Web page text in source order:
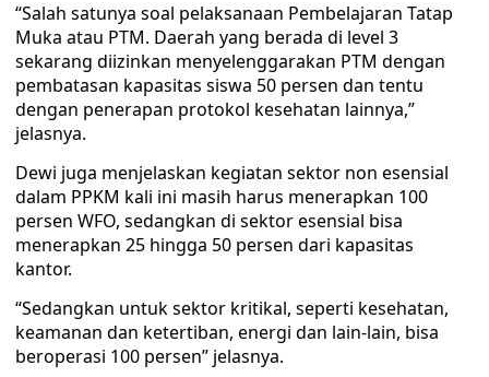
“Salah satunya soal pelaksanaan Pembelajaran Tatap
Muka atau PTM. Daerah yang berada di level 3
sekarang diizinkan menyelenggarakan PTM dengan
pembatasan kapasitas siswa 50 persen dan tentu
dengan penerapan protokol kesehatan lainnya,”
jelasnya.
Dewi juga menjelaskan kegiatan sektor non esensial
dalam PPKM kali ini masih harus menerapkan 100
persen WFO, sedangkan di sektor esensial bisa
menerapkan 25 hingga 50 persen dari kapasitas
kantor.
“Sedangkan untuk sektor kritikal, seperti kesehatan,
keamanan dan ketertiban, energi dan lain-lain, bisa
beroperasi 100 persen” jelasnya.